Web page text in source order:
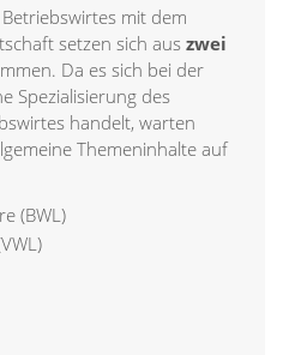
mit dem
setzen sich aus zwei
Da es sich bei der
Spezialisierung des
handelt, warten
Themeninhalte auf
(BWL)